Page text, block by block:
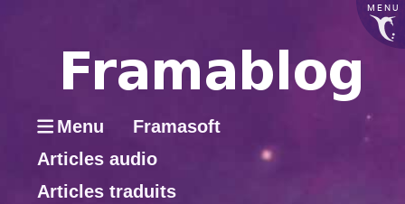
MENU
Menu
Framasoft
Articles audio
Articles traduits